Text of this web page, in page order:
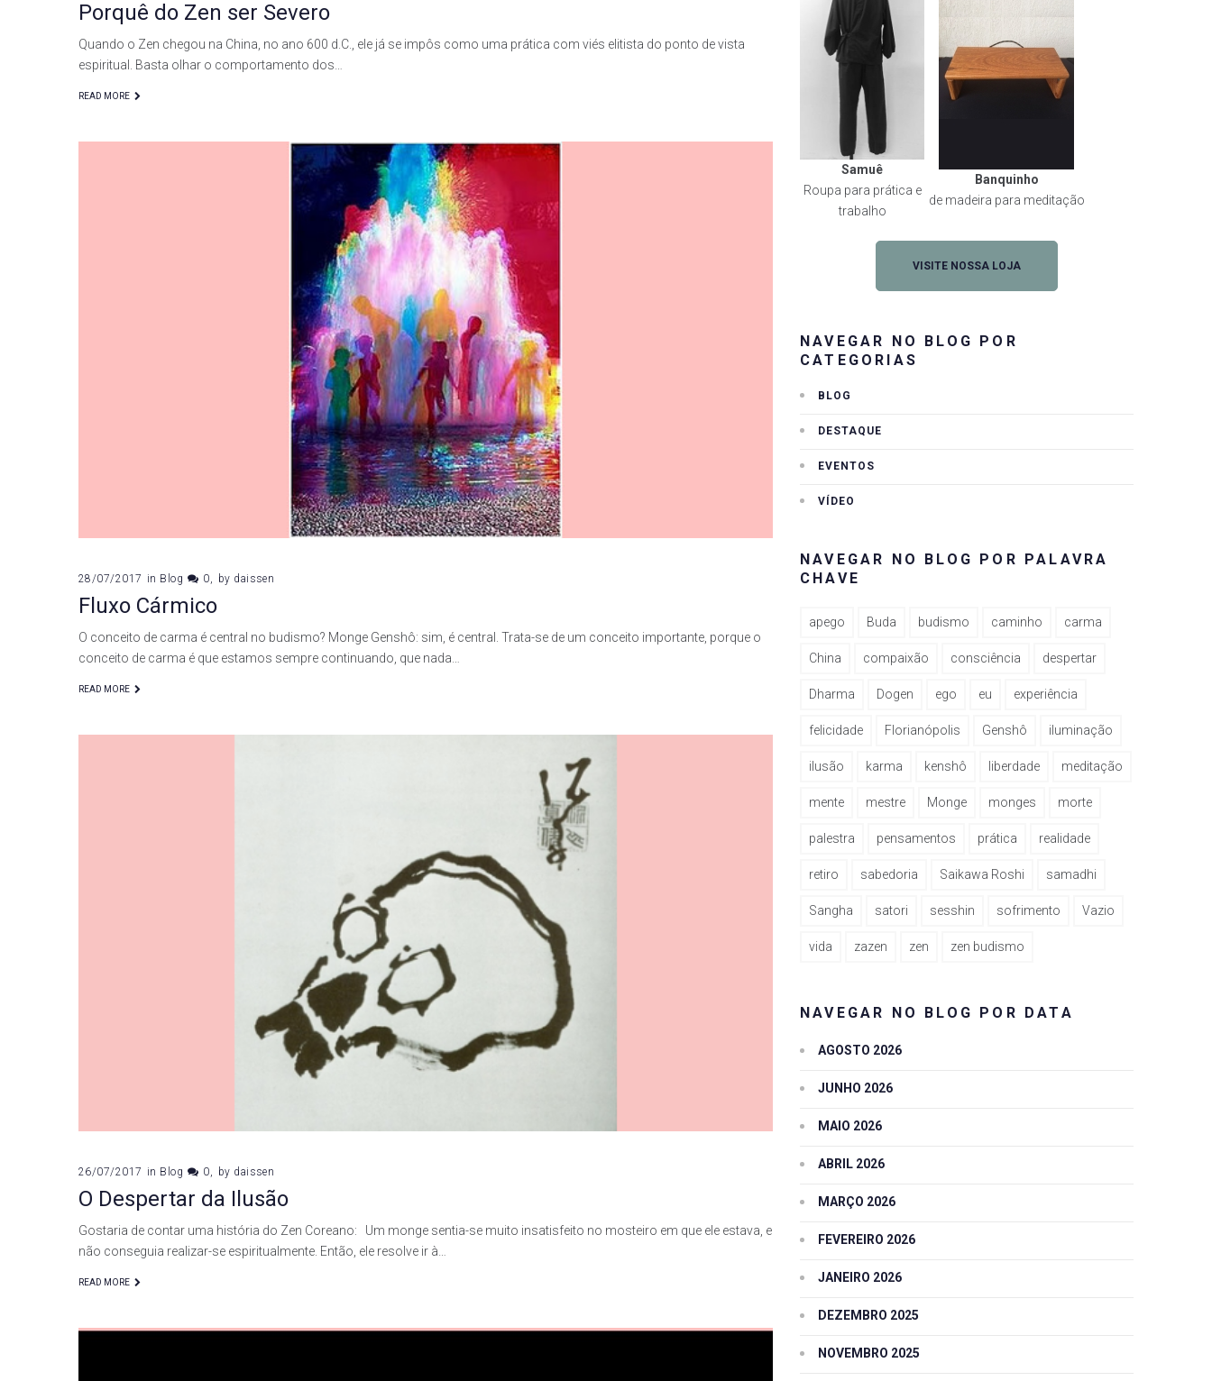
Porquê do Zen ser Severo
Quando o Zen chegou na China, no ano 600 d.C., ele já se impôs como uma prática com viés elitista do ponto de vista
espiritual. Basta olhar o comportamento dos…
READ MORE
28/07/2017 in Blog 0 by daissen
Fluxo Cármico
O conceito de carma é central no budismo? Monge Genshô: sim, é central. Trata-se de um conceito importante, porque o
conceito de carma é que estamos sempre continuando, que nada…
READ MORE
26/07/2017 in Blog 0 by daissen
O Despertar da Ilusão
Gostaria de contar uma história do Zen Coreano: Um monge sentia-se muito insatisfeito no mosteiro em que ele estava, e
não conseguia realizar-se espiritualmente. Então, ele resolve ir à…
READ MORE
Samuê
Roupa para prática e
trabalho
Banquinho
de madeira para meditação
VISITE NOSSA LOJA
NAVEGAR NO BLOG POR
CATEGORIAS
BLOG
DESTAQUE
EVENTOS
VÍDEO
NAVEGAR NO BLOG POR PALAVRA
CHAVE
apego Buda budismo caminho carma
China compaixão consciência despertar
Dharma Dogen ego eu experiência
felicidade Florianópolis Genshô iluminação
ilusão karma kenshô liberdade meditação
mente mestre Monge monges morte
palestra pensamentos prática realidade
retiro sabedoria Saikawa Roshi samadhi
Sangha satori sesshin sofrimento Vazio
vida zazen zen zen budismo
NAVEGAR NO BLOG POR DATA
AGOSTO 2026
JUNHO 2026
MAIO 2026
ABRIL 2026
MARÇO 2026
FEVEREIRO 2026
JANEIRO 2026
DEZEMBRO 2025
NOVEMBRO 2025